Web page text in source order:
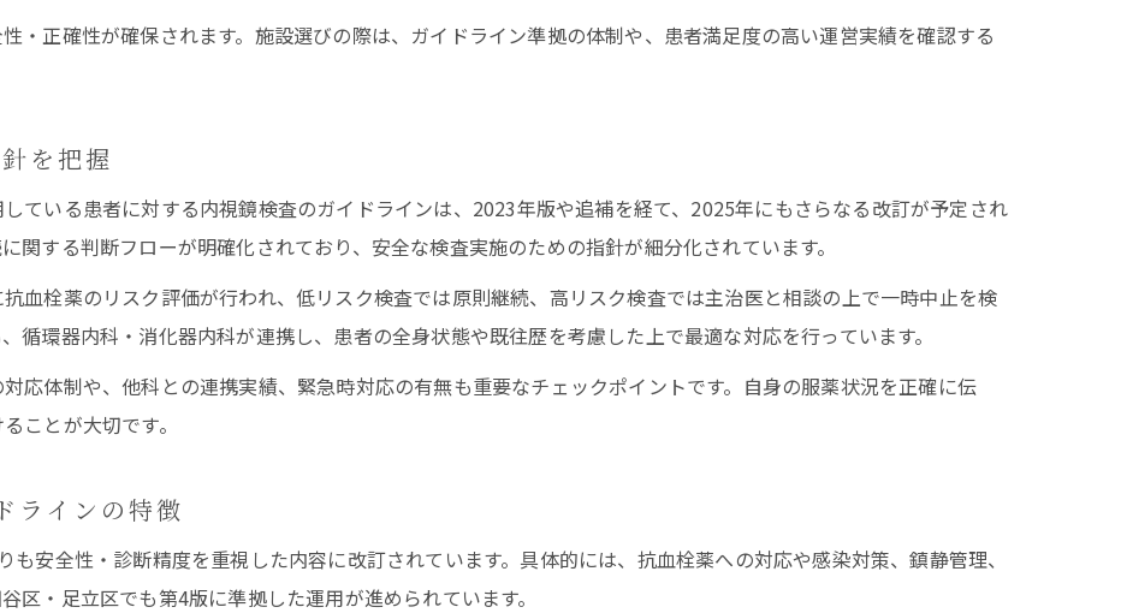
抗血栓薬対応などガイドライン基準の確認法
・正確性が確保されます。施設選びの際は、ガイドライン準拠の体制や、患者満足度の高い運営実績を確認する
を把握
ている患者に対する内視鏡検査のガイドラインは、2023年版や追補を経て、2025年にもさらなる改訂が予定され
関する判断フローが明確化されており、安全な検査実施のための指針が細分化されています。
血栓薬のリスク評価が行われ、低リスク検査では原則継続、高リスク検査では主治医と相談の上で一時中止を検
循環器内科・消化器内科が連携し、患者の全身状態や既往歴を考慮した上で最適な対応を行っています。
応体制や、他科との連携実績、緊急時対応の有無も重要なチェックポイントです。自身の服薬状況を正確に伝
ことが大切です。
ラインの特徴
安全性・診断精度を重視した内容に改訂されています。具体的には、抗血栓薬への対応や感染対策、鎮静管理、
区・足立区でも第4版に準拠した運用が進められています。